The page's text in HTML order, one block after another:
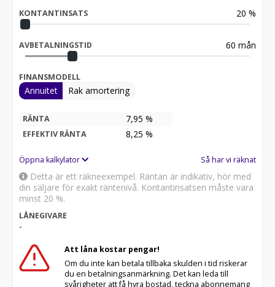
KONTANTINSATS 20 %
AVBETALNINGSTID 60 mån
FINANSMODELL
Annuitet Rak amortering
RÄNTA 7,95 %
EFFEKTIV RÄNTA 8,25 %
Öppna kalkylator Så har vi räknat
Detta är ett räkneexempel. Räntan är indikativ, hör med
din säljare för exakt räntenivå. Kontantinsatsen måste vara
minst 20 %.
LÅNEGIVARE
-
Att låna kostar pengar!
Om du inte kan betala tillbaka skulden i tid riskerar
du en betalningsanmärkning. Det kan leda till
svårigheter att få hyra bostad, teckna abonnemang